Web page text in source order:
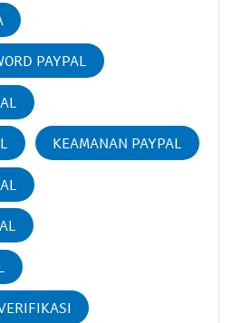
PAYPAL
KEAMANAN PAYPAL